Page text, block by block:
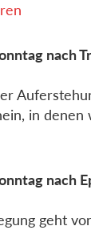
nach
in denen
nach
geht